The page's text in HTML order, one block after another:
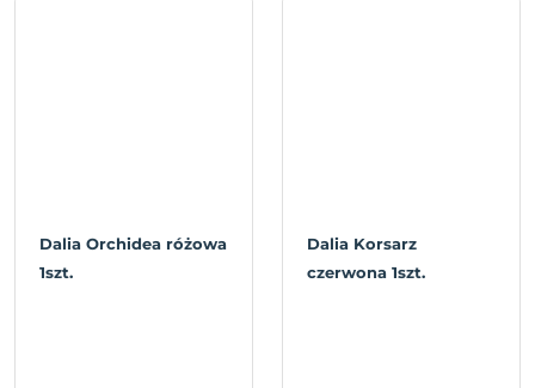
Dalia Orchidea różowa
1szt.
Dalia Korsarz
czerwona 1szt.